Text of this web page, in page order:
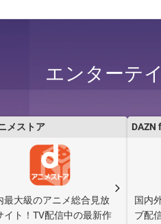
dスマホローン
［PR］
ドコモ・フィナンシャルグループおよび
エンターテ
メストア
最大級のアニメ総合見放
イト！TV配信中の最新作
DAZN
国内
ブ配